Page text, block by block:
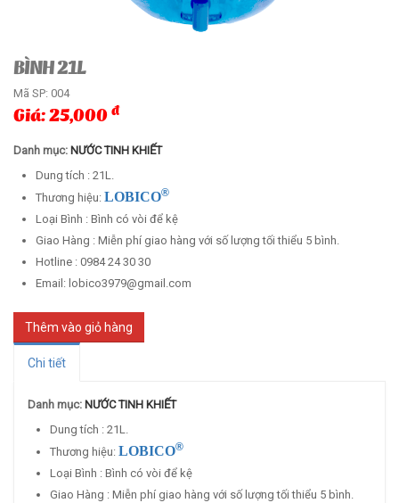
BÌNH 21L
Mã SP: 004
Giá: 25,000 đ
Danh mục: NƯỚC TINH KHIẾT
Dung tích : 21L.
Thương hiệu: LOBICO®
Loại Bình : Bình có vòi để kệ
Giao Hàng : Miễn phí giao hàng với số lượng tối thiểu 5 bình.
Hotline : 0984 24 30 30
Email: lobico3979@gmail.com
Thêm vào giỏ hàng
Chi tiết
Danh mục: NƯỚC TINH KHIẾT
Dung tích : 21L.
Thương hiệu: LOBICO®
Loại Bình : Bình có vòi để kệ
Giao Hàng : Miễn phí giao hàng với số lượng tối thiểu 5 bình.